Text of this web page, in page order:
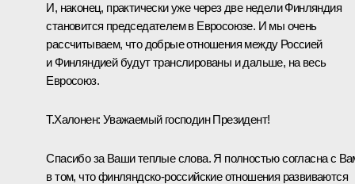
И, наконец, практически уже через две недели Финляндия
становится председателем в Евросоюзе. И мы очень
рассчитываем, что добрые отношения между Россией
и Финляндией будут транслированы и дальше, на весь
Евросоюз.
Т.Халонен: Уважаемый господин Президент!
Спасибо за Ваши теплые слова. Я полностью согласна с
в том, что финляндско-российские отношения развиваются